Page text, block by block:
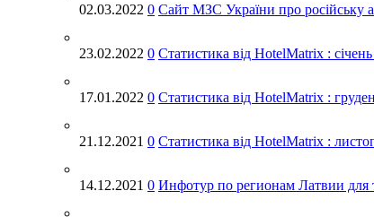
Май 2020
Февраль 2020
Ноябрь 2019
02.03.2022 0 Cайт МЗС України про російську
23.02.2022 0 Статистика від HotelMatrix :
17.01.2022 0 Статистика від HotelMatrix :
21.12.2021 0 Статистика від HotelMatrix :
14.12.2021 0 Инфотур по регионам Латвии для